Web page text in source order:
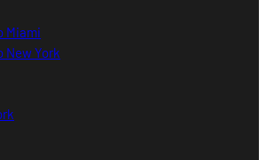
Miami
New York